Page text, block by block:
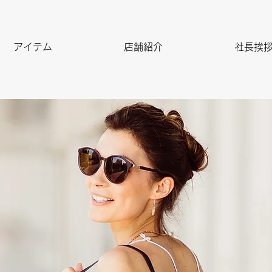
アイテム 店舗紹介 社長挨